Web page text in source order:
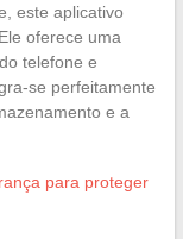
este aplicativo
oferece uma
telefone e
se perfeitamente
e a
para proteger